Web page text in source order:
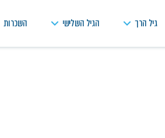
גיל הרך הגיל השלישי השכרות